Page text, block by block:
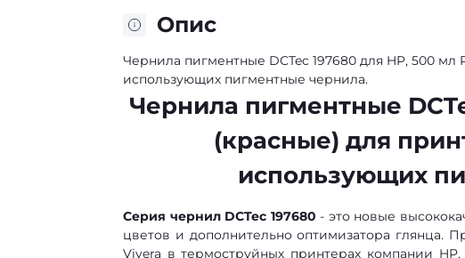
Опис
Чернила пигментные DCTec 197680 для HP, 500
использующих пигментные чернила.
Чернила пигментные
(красные) для
использующих
Серия чернил DCTec 197680 - это новые
цветов и дополнительно оптимизатора глянца.
Vivera в термоструйных принтерах компании